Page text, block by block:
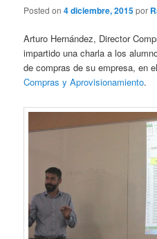
Posted on4 diciembre, 2015por
Arturo Hernández, Director
impartido una charla a los
de compras de su empresa, en
Compras y Aprovisionamiento.